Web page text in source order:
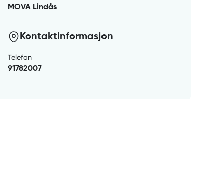
MOVA Lindås
Kontaktinformasjon
Telefon
91782007